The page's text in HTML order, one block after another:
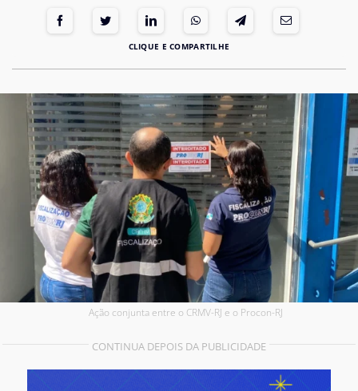
Ação conjunta entre o CRMV-RJ e o Procon-RJ
CONTINUA DEPOIS DA PUBLICIDADE